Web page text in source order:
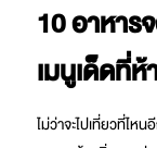
10 อาหาร
เมนูเด็ดที่
ไม่ว่าจะไปเที่ยวที่ไห